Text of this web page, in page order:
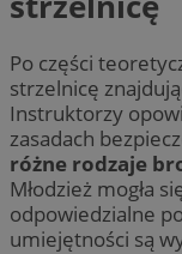
Po części
strzelnicę
Instruktorzy
zasadach
różne rodzaje
Młodzież mogła
odpowiedzialne
umiejętności są